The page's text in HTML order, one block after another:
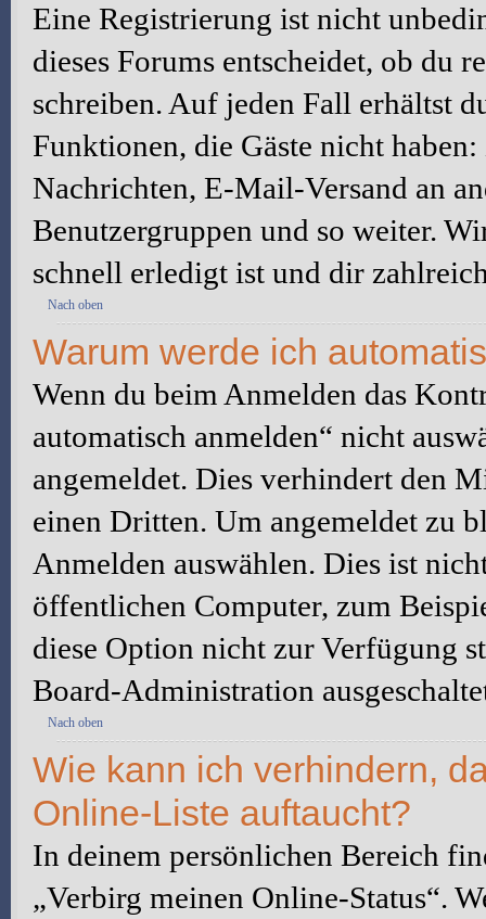
Eine Registrierung ist nicht
dieses Forums entscheidet, ob du
schreiben. Auf jeden Fall erhältst
Funktionen, die Gäste nicht
Nachrichten, E-Mail-Versand an
Benutzergruppen und so weiter.
schnell erledigt ist und dir
Nach oben
Warum werde ich
Wenn du beim Anmelden das
automatisch anmelden“ nicht
angemeldet. Dies verhindert den
einen Dritten. Um angemeldet zu
Anmelden auswählen. Dies ist
öffentlichen Computer, zum
diese Option nicht zur Verfügung
Board-Administration
Nach oben
Wie kann ich verhindern,
Online-Liste auftaucht?
In deinem persönlichen Bereich
„Verbirg meinen Online-Status“.